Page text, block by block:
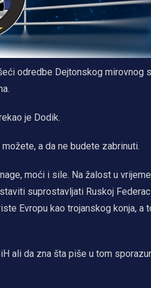
odredbe Dejtonskog mirovnog
je Dodik.
a da ne budete zabrinuti.
moći i sile. Na žalost u
suprostavljati Ruskoj
Evropu kao trojanskog konja, a
ali da zna šta piše u tom